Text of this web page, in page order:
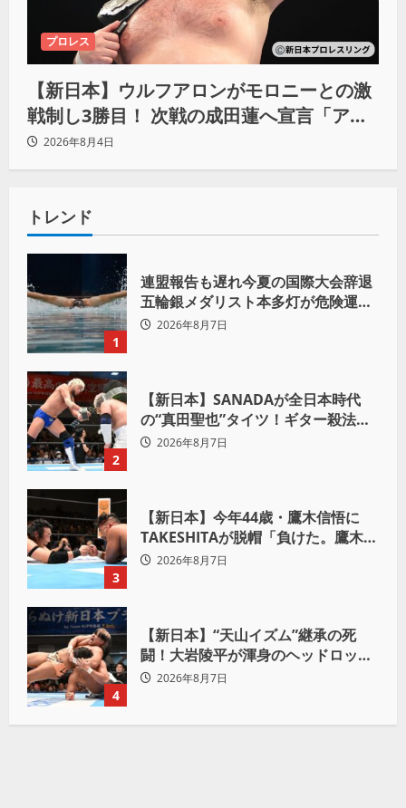
プロレス
【新日本】ウルフアロンがモロニーとの激
戦制し3勝目！ 次戦の成田蓮へ宣言「アイ
ツの王道を俺の王道でぶち壊す」
2026年8月4日
トレンド
1
連盟報告も遅れ今夏の国際大会辞退
五輪銀メダリスト本多灯が危険運転
致傷で起訴
2026年8月7日
2
【新日本】SANADAが全日本時代
の“真田聖也”タイツ！ギター殺法で
Yuto-IceをKO「俺と闘う時は考え
2026年8月7日
3
【新日本】今年44歳・鷹木信悟に
TAKESHITAが脱帽「負けた。鷹木信
悟、強いわ！」
2026年8月7日
4
【新日本】“天山イズム”継承の死
闘！大岩陵平が渾身のヘッドロック
で後藤洋央紀からタップ奪取 執念の
2026年8月7日